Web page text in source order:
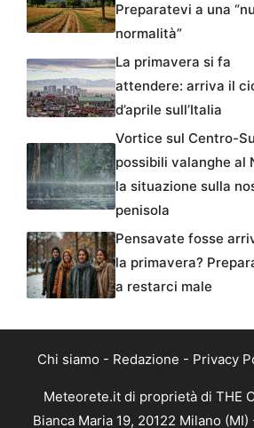
Preparatevi a una
normalità”
La primavera si fa
attendere: arriva il
d’aprile sull’Italia
Vortice sul Centro-
possibili valanghe al
la situazione sulla
penisola
Pensavate fosse
la primavera?
a restarci male
Chi siamo - Redazione - Privacy
Meteorete.it di proprietà di THE
Bianca Maria 19, 20122 Milano